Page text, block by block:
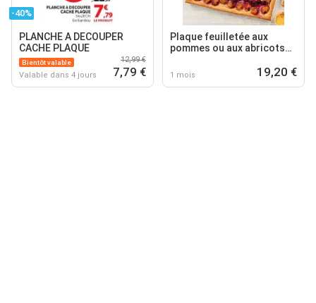
-40%
PLANCHE A DECOUPER
CACHE PLAQUE
Bientôt valable
Valable dans 4 jours
12,99 €
7,79 €
Plaque feuilletée aux
pommes ou aux abricots
multifruits
1 mois 19,20 €